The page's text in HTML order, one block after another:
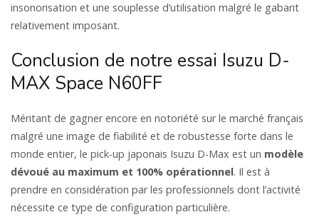
insonorisation et une souplesse d’utilisation malgré le gabarit
relativement imposant.
Conclusion de notre essai Isuzu D-
MAX Space N60FF
Méritant de gagner encore en notoriété sur le marché français
malgré une image de fiabilité et de robustesse forte dans le
monde entier, le pick-up japonais Isuzu D-Max est un modèle
dévoué au maximum et 100% opérationnel. Il est à
prendre en considération par les professionnels dont l’activité
nécessite ce type de configuration particulière.